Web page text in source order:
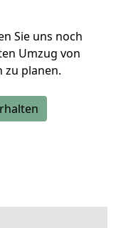
Sie uns noch
Umzug von
zu planen.